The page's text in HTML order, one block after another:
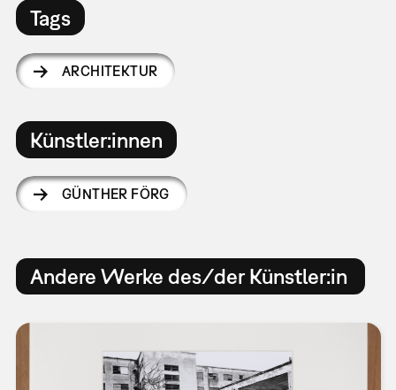
Tags
ARCHITEKTUR
Künstler:innen
GÜNTHER FÖRG
Andere Werke des/der Künstler:in